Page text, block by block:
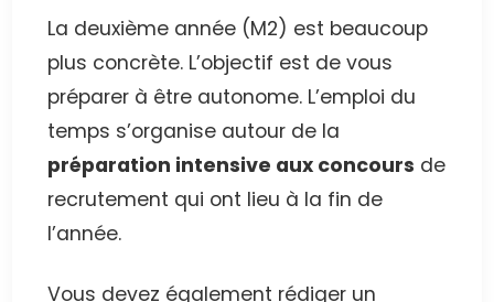
La deuxième année (M2) est beaucoup
plus concrète. L’objectif est de vous
préparer à être autonome. L’emploi du
temps s’organise autour de la
préparation intensive aux concours de
recrutement qui ont lieu à la fin de
l’année.
Vous devez également rédiger un